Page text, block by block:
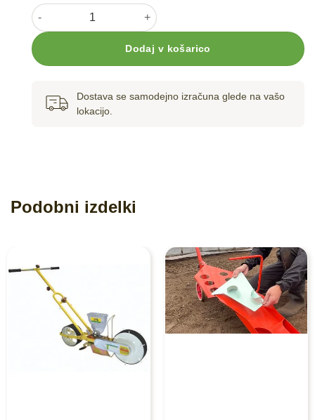
Hand Planter količina
Dodaj v košarico
Dostava se samodejno izračuna glede na vašo
lokacijo.
Podobni izdelki